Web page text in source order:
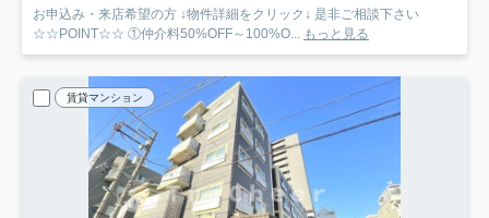
お申込み・来店希望の方 ↓物件詳細をクリック↓ 是非ご相談下さい
☆☆POINT☆☆ ①仲介料50%OFF～100%O...
もっと見る
賃貸マンション